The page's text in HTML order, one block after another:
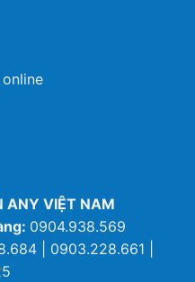
ANY VIỆT NAM
0904.938.569
| 0903.228.661 |